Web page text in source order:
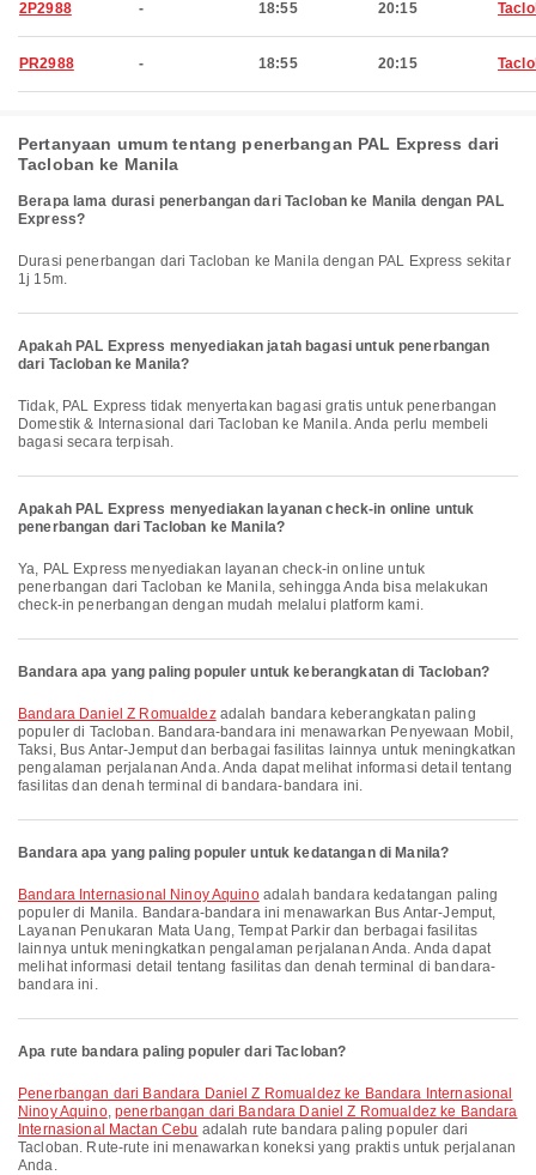
2P2988 - 18:55 20:15
PR2988 - 18:55 20:15
Pertanyaan umum tentang penerbangan PAL Express dari
Tacloban ke Manila
Berapa lama durasi penerbangan dari Tacloban ke Manila dengan PAL
Express?
Durasi penerbangan dari Tacloban ke Manila dengan PAL Express sekitar
1j 15m.
Apakah PAL Express menyediakan jatah bagasi untuk penerbangan
dari Tacloban ke Manila?
Tidak, PAL Express tidak menyertakan bagasi gratis untuk penerbangan
Domestik & Internasional dari Tacloban ke Manila. Anda perlu membeli
bagasi secara terpisah.
Apakah PAL Express menyediakan layanan check-in online untuk
penerbangan dari Tacloban ke Manila?
Ya, PAL Express menyediakan layanan check-in online untuk
penerbangan dari Tacloban ke Manila, sehingga Anda bisa melakukan
check-in penerbangan dengan mudah melalui platform kami.
Bandara apa yang paling populer untuk keberangkatan di Tacloban?
Bandara Daniel Z Romualdezadalah bandara keberangkatan paling
populer di Tacloban. Bandara-bandara ini menawarkan Penyewaan Mobil,
Taksi, Bus Antar-Jemput dan berbagai fasilitas lainnya untuk meningkatkan
pengalaman perjalanan Anda. Anda dapat melihat informasi detail tentang
fasilitas dan denah terminal di bandara-bandara ini.
Bandara apa yang paling populer untuk kedatangan di Manila?
Bandara Internasional Ninoy Aquinoadalah bandara kedatangan paling
populer di Manila. Bandara-bandara ini menawarkan Bus Antar-Jemput,
Layanan Penukaran Mata Uang, Tempat Parkir dan berbagai fasilitas
lainnya untuk meningkatkan pengalaman perjalanan Anda. Anda dapat
melihat informasi detail tentang fasilitas dan denah terminal di bandara-
bandara ini.
Apa rute bandara paling populer dari Tacloban?
penerbangan dari Bandara Daniel Z Romualdez ke Bandara Internasional
Ninoy Aquino, penerbangan dari Bandara Daniel Z Romualdez ke Bandara
Internasional Mactan Cebu adalah rute bandara paling populer dari
Tacloban. Rute-rute ini menawarkan koneksi yang praktis untuk perjalanan
Anda.